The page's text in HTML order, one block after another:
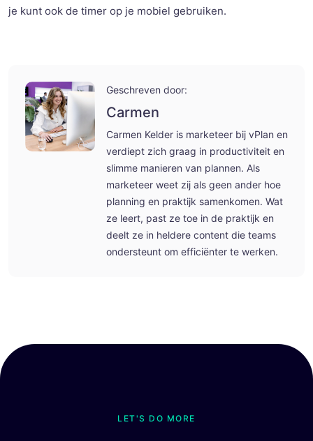
je kunt ook de timer op je mobiel gebruiken.
Geschreven door:
Carmen
Carmen Kelder is marketeer bij vPlan en
verdiept zich graag in productiviteit en
slimme manieren van plannen. Als
marketeer weet zij als geen ander hoe
planning en praktijk samenkomen. Wat
ze leert, past ze toe in de praktijk en
deelt ze in heldere content die teams
ondersteunt om efficiënter te werken.
LET'S DO MORE